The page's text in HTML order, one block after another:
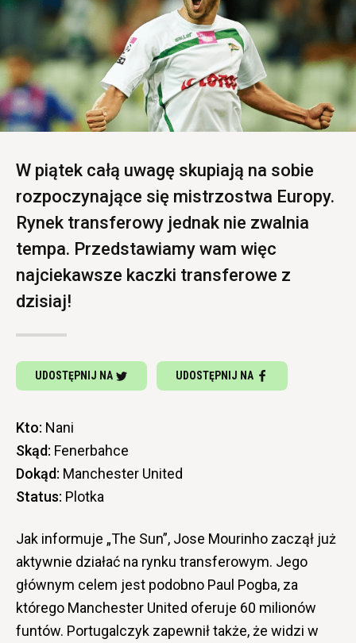
W piątek całą uwagę skupiają na sobie
rozpoczynające się mistrzostwa Europy.
Rynek transferowy jednak nie zwalnia
tempa. Przedstawiamy wam więc
najciekawsze kaczki transferowe z
dzisiaj!
UDOSTĘPNIJ NA UDOSTĘPNIJ NA
Kto: Nani
Skąd: Fenerbahce
Dokąd: Manchester United
Status: Plotka
Jak informuje „The Sun”, Jose Mourinho zaczął już
aktywnie działać na rynku transferowym. Jego
głównym celem jest podobno Paul Pogba, za
którego Manchester United oferuje 60 milionów
funtów. Portugalczyk zapewnił także, że widzi w